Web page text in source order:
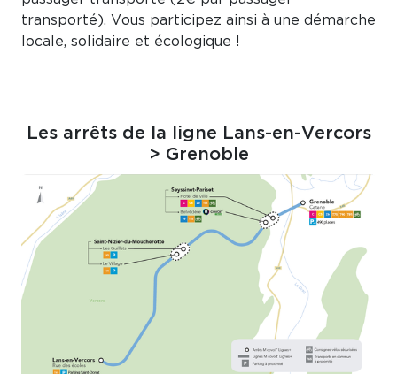
transporté). Vous participez ainsi à une démarche
locale, solidaire et écologique !
Les arrêts de la ligne Lans-en-Vercors
> Grenoble